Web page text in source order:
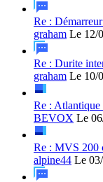
Re :
graham Le 12/
Re : Durite
graham Le 10/
Re :
BEVOX Le
Re : MVS 200
alpine44 Le